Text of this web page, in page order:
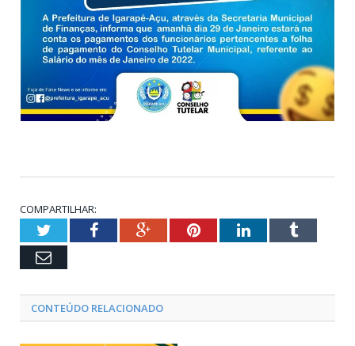
COMPARTILHAR:
TwitterFacebookGoogle+PinterestLinkedInTumblr
Email
CONTEÚDO RELACIONADO